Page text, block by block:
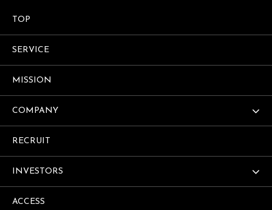
TOP
SERVICE
MISSION
COMPANY
RECRUIT
INVESTORS
ACCESS